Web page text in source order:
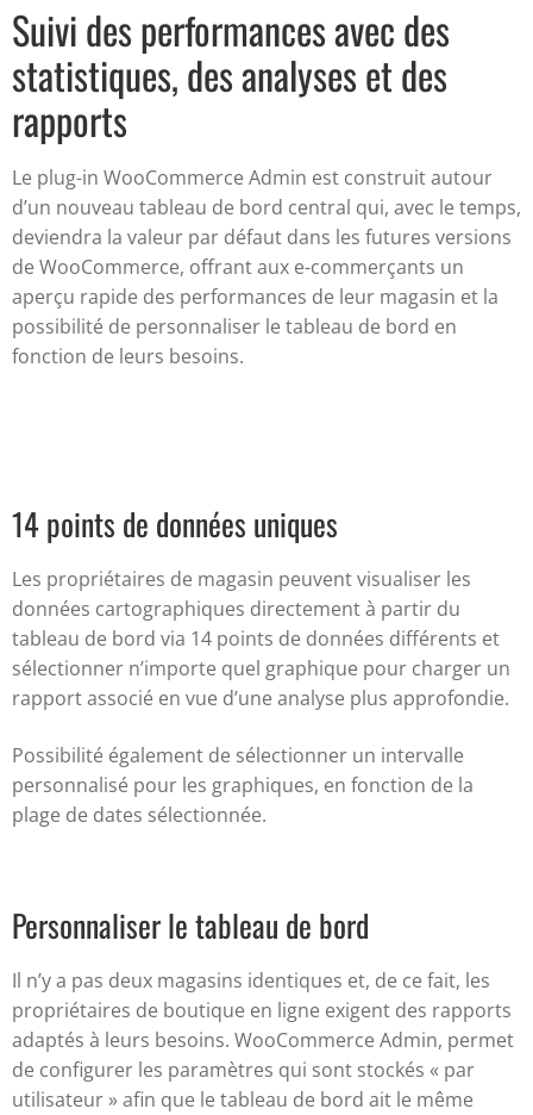
Suivi des performances avec des
statistiques, des analyses et des
rapports
Le plug-in WooCommerce Admin est construit autour
d’un nouveau tableau de bord central qui, avec le temps,
deviendra la valeur par défaut dans les futures versions
de WooCommerce, offrant aux e-commerçants un
aperçu rapide des performances de leur magasin et la
possibilité de personnaliser le tableau de bord en
fonction de leurs besoins.
14 points de données uniques
Les propriétaires de magasin peuvent visualiser les
données cartographiques directement à partir du
tableau de bord via 14 points de données différents et
sélectionner n’importe quel graphique pour charger un
rapport associé en vue d’une analyse plus approfondie.
Possibilité également de sélectionner un intervalle
personnalisé pour les graphiques, en fonction de la
plage de dates sélectionnée.
Personnaliser le tableau de bord
Il n’y a pas deux magasins identiques et, de ce fait, les
propriétaires de boutique en ligne exigent des rapports
adaptés à leurs besoins. WooCommerce Admin, permet
de configurer les paramètres qui sont stockés « par
utilisateur » afin que le tableau de bord ait le même